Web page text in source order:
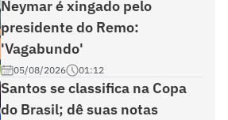
Neymar é xingado pelo
presidente do Remo:
'Vagabundo'
05/08/2026 01:12
Santos se classifica na Copa
do Brasil; dê suas notas